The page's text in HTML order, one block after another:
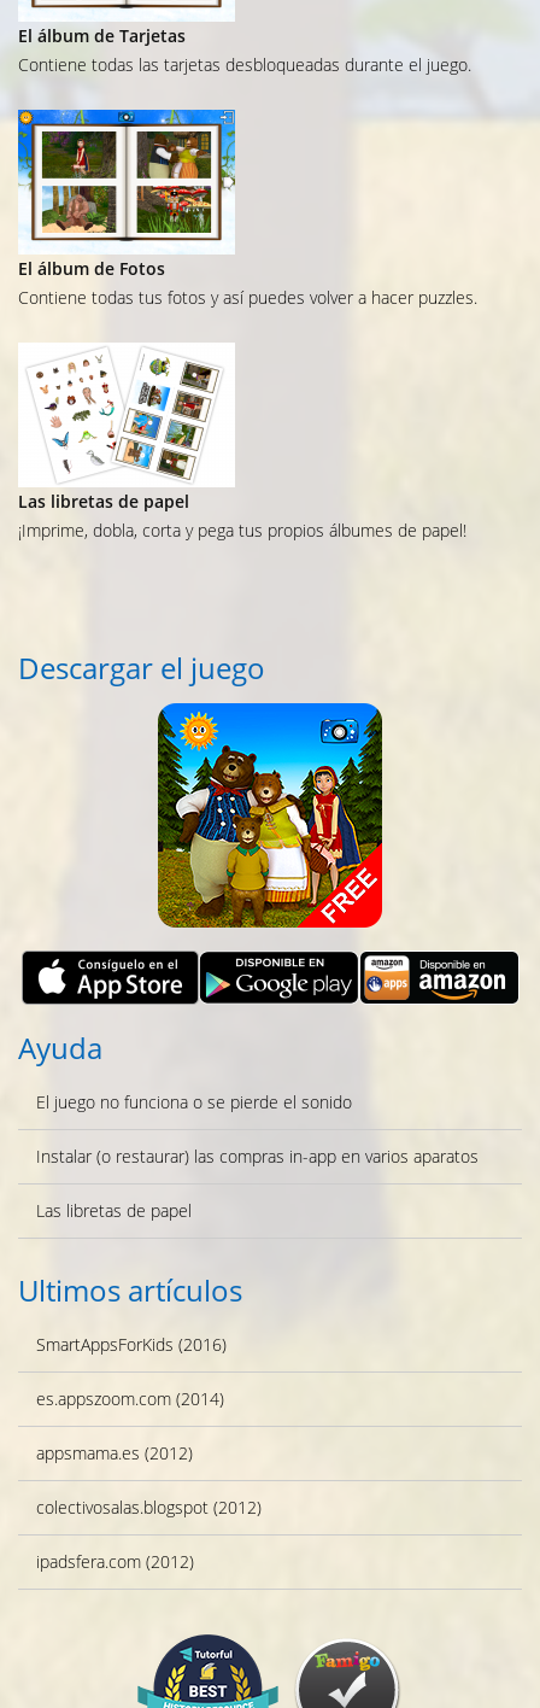
El álbum de Tarjetas
Contiene todas las tarjetas desbloqueadas durante el juego.
El álbum de Fotos
Contiene todas tus fotos y así puedes volver a hacer puzzles.
Las libretas de papel
¡Imprime, dobla, corta y pega tus propios álbumes de papel!
Descargar el juego
Ayuda
El juego no funciona o se pierde el sonido
Instalar (o restaurar) las compras in-app en varios aparatos
Las libretas de papel
Ultimos artículos
SmartAppsForKids (2016)
es.appszoom.com (2014)
appsmama.es (2012)
colectivosalas.blogspot (2012)
ipadsfera.com (2012)